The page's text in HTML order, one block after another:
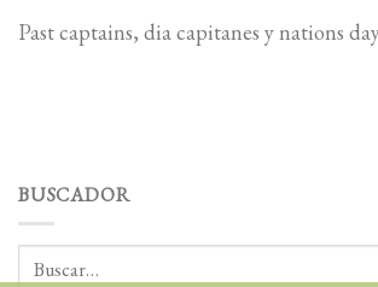
Past captains, dia capitanes y nations
BUSCADOR